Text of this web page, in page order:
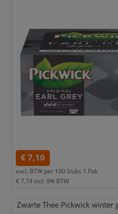
€ 7,10
excl. BTW per 100 Stuks 1 Pak
€ 7,74 incl. 9% BTW
Zwarte Thee Pickwick